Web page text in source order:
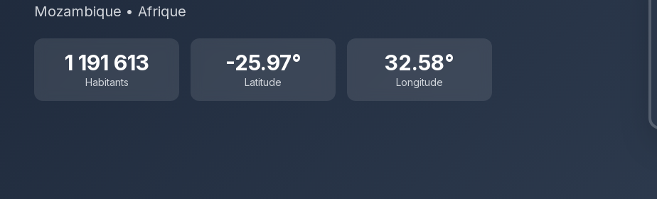
Mozambique • Afrique
1 191 613
Habitants
-25.97°
Latitude
32.58°
Longitude